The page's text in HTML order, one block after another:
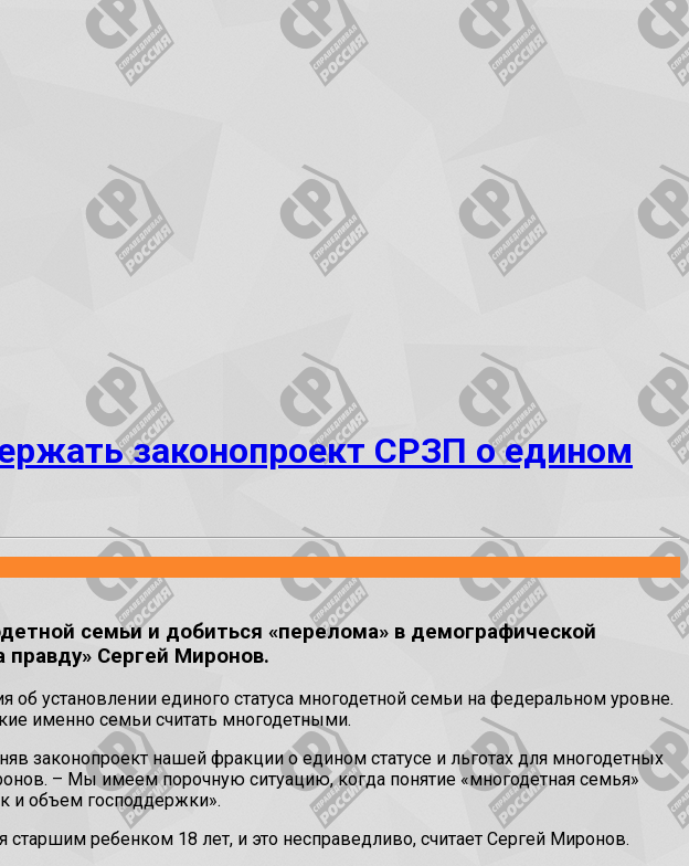
законопроект СРЗП о едином
семьи и добиться «перелома» в демографической
правду» Сергей Миронов.
установлении единого статуса многодетной семьи на федеральном уровне.
именно семьи считать многодетными.
законопроект нашей фракции о едином статусе и льготах для многодетных
– Мы имеем порочную ситуацию, когда понятие «многодетная семья»
и объем господдержки».
ребенком 18 лет, и это несправедливо, считает Сергей Миронов.